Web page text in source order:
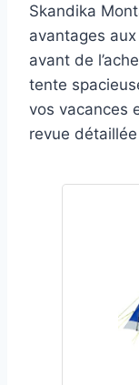
Skandika
avantages
avant de
tente
vos vacances
revue